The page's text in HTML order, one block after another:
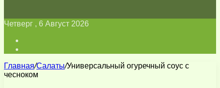
Четверг , 6 Август 2026
Главная/Салаты/Универсальный огуречный соус с
чесноком